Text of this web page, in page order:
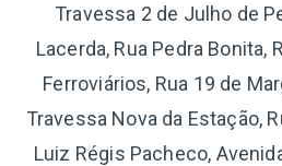
Travessa 2 de Julho de
Lacerda, Rua Pedra Bonita,
Ferroviários, Rua 19 de
Travessa Nova da Estação,
Luiz Régis Pacheco,